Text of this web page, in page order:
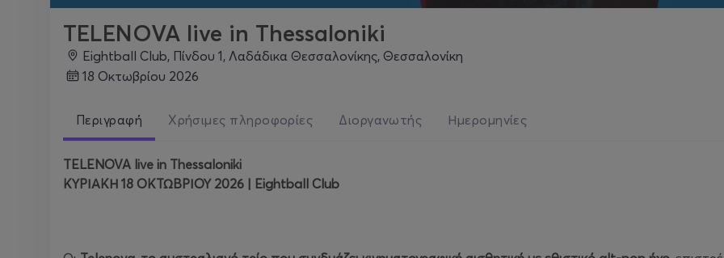
TELENOVA live in Thessaloniki
Eightball Club, Πίνδου 1, Λαδάδικα Θεσσαλονίκης, Θεσσαλονίκη
18 Οκτωβρίου 2026
Περιγραφή Χρήσιμες πληροφορίες Διοργανωτής Ημερομηνίες
TELENOVA live in Thessaloniki
ΚΥΡΙΑΚΗ 18 ΟΚΤΩΒΡΙΟΥ 2026 | Eightball Club